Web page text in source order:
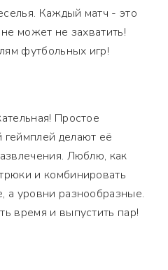
Каждый матч - это
может не захватить!
футбольных игр!
Простое
делают её
Люблю, как
и комбинировать
уровни разнообразные.
время и выпустить пар!